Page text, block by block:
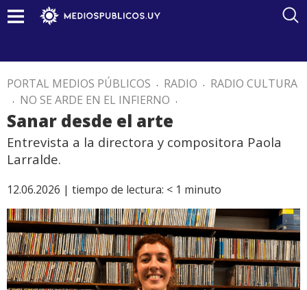
PORTAL MEDIOS PÚBLICOS . RADIO . RADIO CULTURA
. NO SE ARDE EN EL INFIERNO .
Sanar desde el arte
Entrevista a la directora y compositora Paola
Larralde.
12.06.2026 | tiempo de lectura: < 1 minuto